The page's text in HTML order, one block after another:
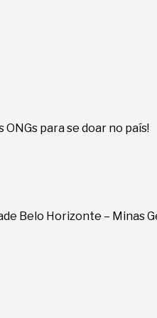
para se doar no país!
Belo Horizonte – Minas